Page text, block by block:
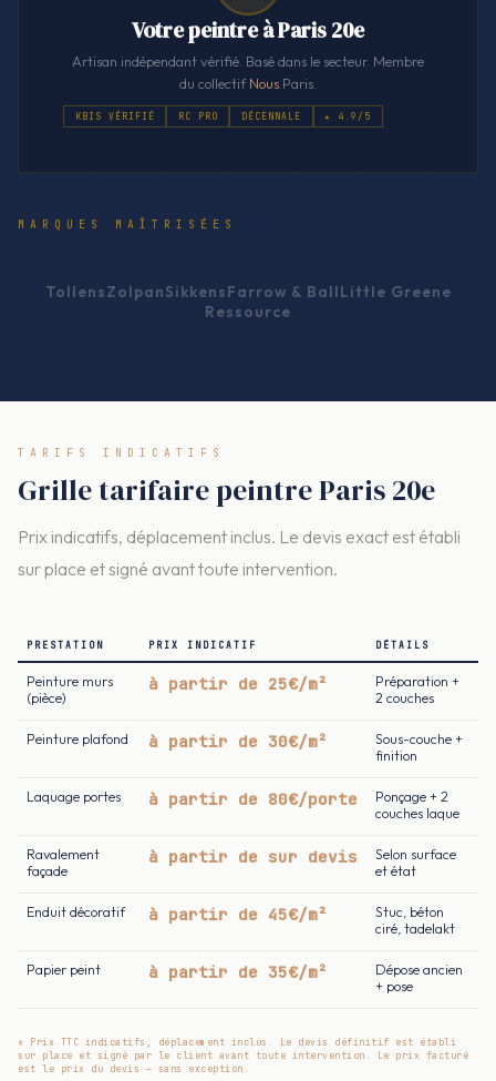
Votre peintre à Paris 20e
Artisan indépendant vérifié. Basé dans le secteur. Membre
du collectifNous .Paris.
KBIS VÉRIFIÉ RC PRO DÉCENNALE ★ 4.9/5
MARQUES MAÎTRISÉES
TollensZolpanSikkensFarrow & BallLittle Greene
Ressource
TARIFS INDICATIFS
Grille tarifaire peintre Paris 20e
Prix indicatifs, déplacement inclus. Le devis exact est établi
sur place et signé avant toute intervention.
PRESTATION PRIX INDICATIF DÉTAILS
Peinture murs
(pièce)
à partir de 25€/m²
Préparation +
2 couches
Peinture plafond à partir de 30€/m²
Sous-couche +
finition
Laquage portes à partir de 80€/porte
Ponçage + 2
couches laque
Ravalement
façade
à partir de sur devis
Selon surface
et état
Enduit décoratif à partir de 45€/m²
Stuc, béton
ciré, tadelakt
Papier peint à partir de 35€/m²
Dépose ancien
+ pose
* Prix TTC indicatifs, déplacement inclus. Le devis définitif est établi
sur place et signé par le client avant toute intervention. Le prix facturé
est le prix du devis — sans exception.